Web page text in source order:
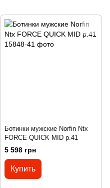
Ботинки мужские Norfin Ntx
FORCE QUICK MID р.41
5 598 грн
Купить